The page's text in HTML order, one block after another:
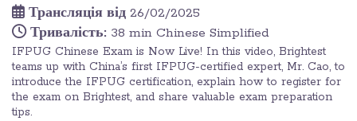
Трансляція від 26/02/2025
Тривалість: 38 min Chinese Simplified
IFPUG Chinese Exam is Now Live! In this video, Brightest
teams up with China’s first IFPUG-certified expert, Mr. Cao, to
introduce the IFPUG certification, explain how to register for
the exam on Brightest, and share valuable exam preparation
tips.